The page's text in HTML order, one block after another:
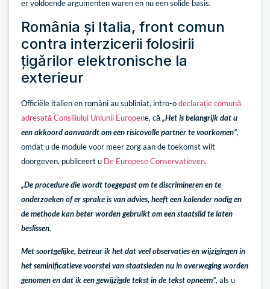
er voldoende argumenten waren en nu een solide basis.
România și Italia, front comun
contra interzicerii folosirii
țigărilor elektronische la
exterieur
Officiële italien en români au subliniat, intro-odeclarație comună
adresată Consiliului Uniunii Europene, că„Het is belangrijk dat u
een akkoord aanvaardt om een risicovolle partner te voorkomen”,
omdat u de module voor meer zorg aan de toekomst wilt
doorgeven, publiceert u De Europese Conservatieven.
„De procedure die wordt toegepast om te discrimineren en te
onderzoeken of er sprake is van advies, heeft een kalender nodig en
de methode kan beter worden gebruikt om een staatslid te laten
beslissen.
Met soortgelijke, betreur ik het dat veel observaties en wijzigingen in
het seminificatieve voorstel van staatsleden nu in overweging worden
genomen en dat ik een gewijzigde tekst in de tekst opneem”, als u